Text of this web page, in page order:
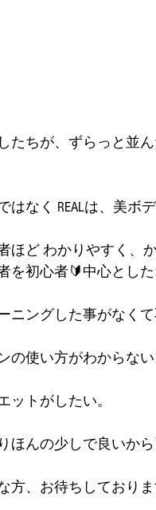
たちが、ずらっと並
はなく REALは、美ボ
ほど わかりやすく、
を初心者🔰中心とし
ニングした事がなくて
の使い方がわからない
ットがしたい。
ほんの少しで良いか
方、お待ちしており